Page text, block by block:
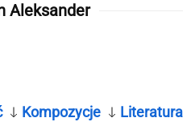
Aleksander
Kompozycje Literatura